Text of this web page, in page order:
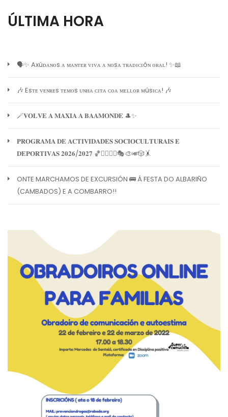
ÚLTIMA HORA
🗣️✨ Axúᴅᴀɴᴏs ᴀ ᴍᴀɴᴛᴇʀ ᴠɪᴠᴀ ᴀ ɴᴏsᴀ ᴛʀᴀᴅɪᴄɪóɴ ᴏʀᴀʟ! ✨📖
🎶 Esᴛᴇ ᴠᴇɴʀᴇs ᴛᴇᴍᴏs ᴜɴʜᴀ ᴄɪᴛᴀ ᴄᴏᴀ ᴍᴇʟʟᴏʀ ᴍúsɪᴄᴀ! 🎶
🪄𝐕𝐎𝐋𝐕𝐄 𝐀 𝐌𝐀𝐗𝐈𝐀 𝐀 𝐁𝐀𝐀𝐌𝐎𝐍𝐃𝐄 🎩✨
𝐏𝐑𝐎𝐆𝐑𝐀𝐌𝐀 𝐃𝐄 𝐀𝐂𝐓𝐈𝐕𝐈𝐃𝐀𝐃𝐄𝐒 𝐒𝐎𝐂𝐈𝐎𝐂𝐔𝐋𝐓𝐔𝐑𝐀𝐈𝐒 𝐄
𝐃𝐄𝐏𝐎𝐑𝐓𝐈𝐕𝐀𝐒 𝟐𝟎𝟐𝟔/𝟐𝟎𝟐𝟕 🏀🏊‍♀️🧘‍♀️🎭🎨🎺🎲🤸
ONTE MARCHAMOS DE EXCURSIÓN 🚌 Á FESTA DO ALBARIÑO
(CAMBADOS) E A COMBARRO!!